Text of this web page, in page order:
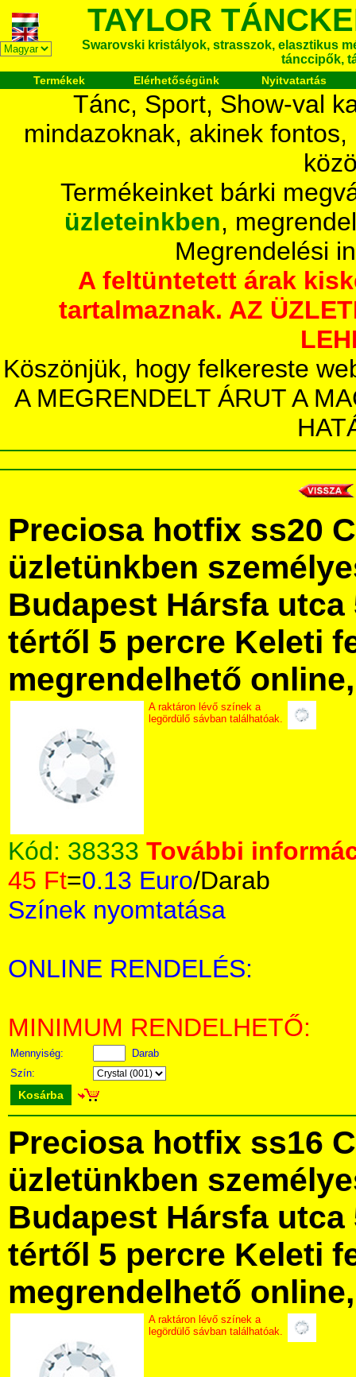
TAYLOR
Swarovski kristályok, strasszok, elasztikus
tánccipők,
Termékek Elérhetőségünk Nyitvatartás
Tánc, Sport, Show-val
mindazoknak, akinek
Termékeinket bárki
üzleteinkben,
Megrendelési
A feltüntetett árak
tartalmaznak. AZ
Köszönjük, hogy felkereste
A MEGRENDELT ÁRUT A
Preciosa hotfix ss20
üzletünkben
Budapest Hársfa utca
tértől 5 percre Keleti
megrendelhető
A raktáron lévő színek a
legördülő sávban találhatóak.
Kód: 38333 További
45 Ft=0.13 Euro/Darab
Színek nyomtatása
ONLINE RENDELÉS:
MINIMUM RENDELHETŐ:
Mennyiség:
Darab
Szín:
Kosárba
Preciosa hotfix ss16
üzletünkben
Budapest Hársfa utca
tértől 5 percre Keleti
megrendelhető
A raktáron lévő színek a
legördülő sávban találhatóak.